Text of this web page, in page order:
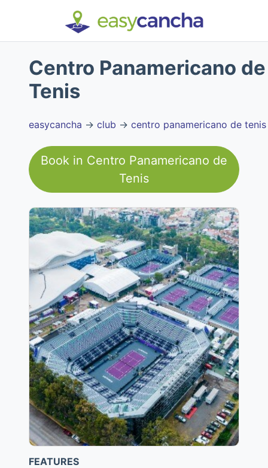
Centro Panamericano de
Tenis
easycancha → club → centro panamericano de tenis
Book in Centro Panamericano de
Tenis
FEATURES